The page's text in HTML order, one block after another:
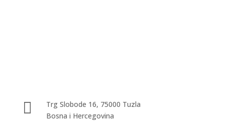

Trg Slobode 16, 75000 Tuzla
Bosna i Hercegovina